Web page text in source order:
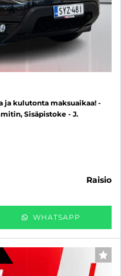
ja kulutonta maksuaikaa! -
Sisäpistoke - J.
raisio
WHATSAPP